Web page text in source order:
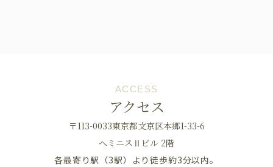
ACCESS
アクセス
〒113-0033東京都文京区本郷1-33-6
へミニスⅡビル 2階
各最寄り駅（3駅）より徒歩約3分以内。